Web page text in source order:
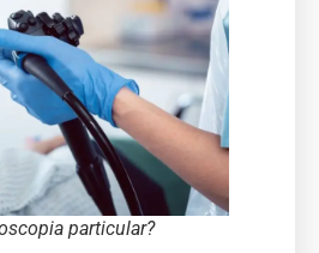
particular?